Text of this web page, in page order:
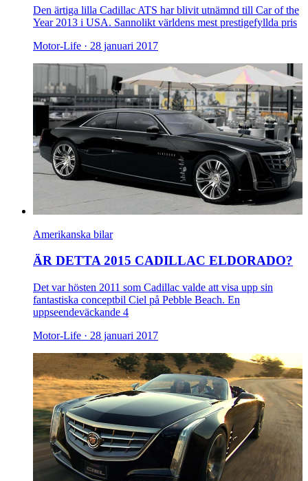
Den ärtiga lilla Cadillac ATS har blivit utnämnd till Car of the
Year 2013 i USA. Sannolikt världens mest prestigefyllda pris
Motor-Life · 28 januari 2017
Amerikanska bilar
ÄR DETTA 2015 CADILLAC ELDORADO?
Det var hösten 2011 som Cadillac valde att visa upp sin
fantastiska conceptbil Ciel på Pebble Beach. En
uppseendeväckande 4
Motor-Life · 28 januari 2017